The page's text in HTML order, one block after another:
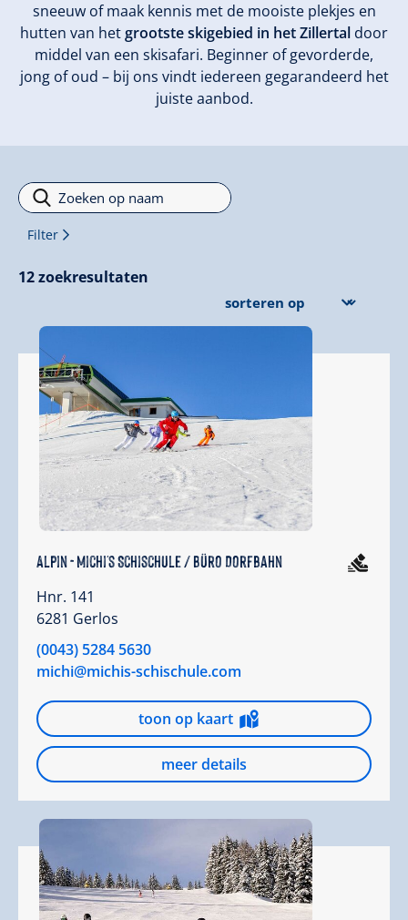
sneeuw of maak kennis met de mooiste plekjes en
hutten van hetgrootste skigebied in het Zillertal door
middel van een skisafari. Beginner of gevorderde,
jong of oud – bij ons vindt iedereen gegarandeerd het
juiste aanbod.
Filter
12zoekresultaten
Alpin - Michi's Schischule / Büro Dorfbahn
Hnr. 141
6281 Gerlos
(0043) 5284 5630
michi@michis-schischule.com
toon op kaart
meer details